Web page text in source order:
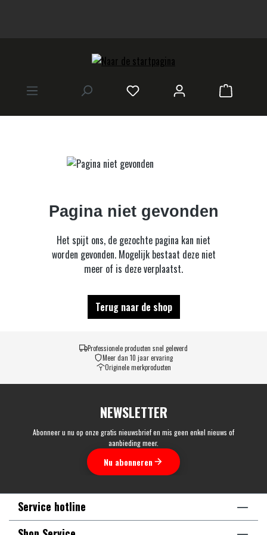
Pagina niet gevonden
Het spijt ons, de gezochte pagina kan niet
worden gevonden. Mogelijk bestaat deze niet
meer of is deze verplaatst.
Terug naar de shop
Professionele producten snel geleverd
Meer dan 10 jaar ervaring
Originele merkproducten
NEWSLETTER
Abonneer u nu op onze gratis nieuwsbrief en mis geen enkel nieuws of
aanbieding meer.
Nu abonneren
Service hotline